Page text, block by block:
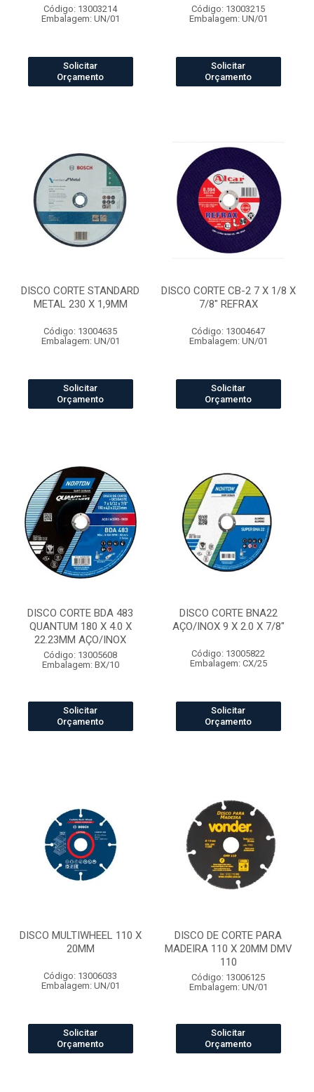
Código: 13003214
Embalagem: UN/01
Solicitar
Orçamento
Código: 13003215
Embalagem: UN/01
Solicitar
Orçamento
DISCO CORTE STANDARD
METAL 230 X 1,9MM
Código: 13004635
Embalagem: UN/01
Solicitar
Orçamento
DISCO CORTE CB-2 7 X 1/8 X
7/8" REFRAX
Código: 13004647
Embalagem: UN/01
Solicitar
Orçamento
DISCO CORTE BDA 483
QUANTUM 180 X 4.0 X
22.23MM AÇO/INOX
Código: 13005608
Embalagem: BX/10
Solicitar
Orçamento
DISCO CORTE BNA22
AÇO/INOX 9 X 2.0 X 7/8"
Código: 13005822
Embalagem: CX/25
Solicitar
Orçamento
DISCO MULTIWHEEL 110 X
20MM
Código: 13006033
Embalagem: UN/01
Solicitar
Orçamento
DISCO DE CORTE PARA
MADEIRA 110 X 20MM DMV
110
Código: 13006125
Embalagem: UN/01
Solicitar
Orçamento